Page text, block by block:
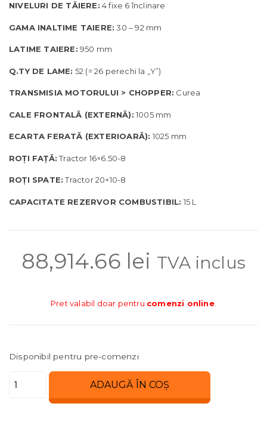
NIVELURI DE TĂIERE: 4 fixe 6 înclinare
GAMA INALTIME TAIERE: 30 – 92 mm
LATIME TAIERE: 950 mm
Q.TY DE LAME: 52 (= 26 perechi la „Y”)
TRANSMISIA MOTORULUI > CHOPPER: Curea
CALE FRONTALĂ (EXTERNĂ): 1005 mm
ECARTA FERATĂ (EXTERIOARĂ): 1025 mm
ROȚI FAȚĂ:Tractor 16×6.50-8
ROȚI SPATE:Tractor 20×10-8
CAPACITATE REZERVOR COMBUSTIBIL: 15 L
88,914.66 lei TVA inclus
Pret valabil doar pentru comenzi online.
Disponibil pentru pre-comenzi
Cantitate
ADAUGĂ ÎN COȘ